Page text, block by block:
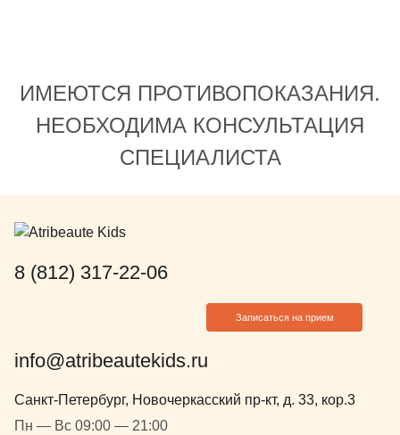
хорошо
Евгеньевну,
посоветовать
ИМЕЮТСЯ ПРОТИВОПОКАЗАНИЯ.
НЕОБХОДИМА КОНСУЛЬТАЦИЯ
СПЕЦИАЛИСТА
8 (812) 317-22-06
Записаться на прием
info@atribeautekids.ru
Санкт-Петербург, Новочеркасский пр-кт, д. 33, кор.3
Пн — Вс 09:00 — 21:00